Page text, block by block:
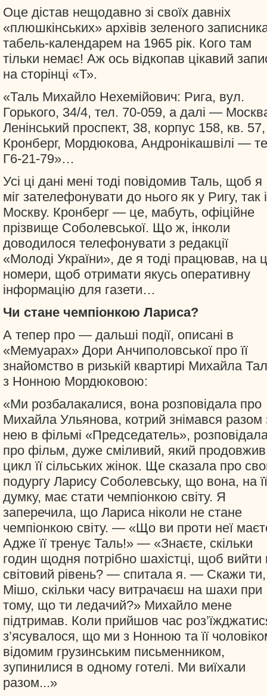
Оце дістав нещодавно зі своїх давніх
«плюшкінських» архівів зеленого
табель-календарем на 1965 рік. Кого там
тільки немає! Аж ось відкопав цікавий
на сторінці «Т».
«Таль Михайло Нехемійович: Рига, вул.
Горького, 34/4, тел. 70-059, а далі —
Ленінський проспект, 38, корпус 158, кв. 57,
Кронберг, Мордюкова, Андронікашвілі —
Г6-21-79»…
Усі ці дані мені тоді повідомив Таль, щоб я
міг зателефонувати до нього як у Ригу, так
Москву. Кронберг — це, мабуть, офіційне
прізвище Соболевської. Що ж, інколи
доводилося телефонувати з редакції
«Молоді України», де я тоді працював, на
номери, щоб отримати якусь оперативну
інформацію для газети…
Чи стане чемпіонкою Лариса?
А тепер про — дальші події, описані в
«Мемуарах» Дори Анчиполовської про її
знайомство в ризькій квартирі Михайла
з Нонною Мордюковою:
«Ми розбалакалися, вона розповідала про
Михайла Ульянова, котрий знімався разом
нею в фільмі «Председатель»,
про фільм, дуже сміливий, який продовжив
цикл її сільських жінок. Ще сказала про
подургу Ларису Соболевську, що вона, на її
думку, має стати чемпіонкою світу. Я
заперечила, що Лариса ніколи не стане
чемпіонкою світу. — «Що ви проти неї
Адже її тренує Таль!» — «Знаєте, скільки
годин щодня потрібно шахістці, щоб вийти
світовий рівень? — спитала я. — Скажи ти,
Мішо, скільки часу витрачаєш на шахи при
тому, що ти ледачий?» Михайло мене
підтримав. Коли прийшов час
з’ясувалося, що ми з Нонною та її
відомим грузинським письменником,
зупинилися в одному готелі. Ми виїхали
разом...»